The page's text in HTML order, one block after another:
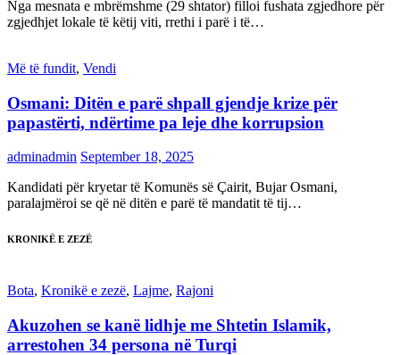
Nga mesnata e mbrëmshme (29 shtator) filloi fushata zgjedhore për
zgjedhjet lokale të këtij viti, rrethi i parë i të…
Më të fundit, Vendi
Osmani: Ditën e parë shpall gjendje krize për
papastërti, ndërtime pa leje dhe korrupsion
adminadmin September 18, 2025
Kandidati për kryetar të Komunës së Çairit, Bujar Osmani,
paralajmëroi se që në ditën e parë të mandatit të tij…
KRONIKË E ZEZË
Bota, Kronikë e zezë, Lajme, Rajoni
Akuzohen se kanë lidhje me Shtetin Islamik,
arrestohen 34 persona në Turqi